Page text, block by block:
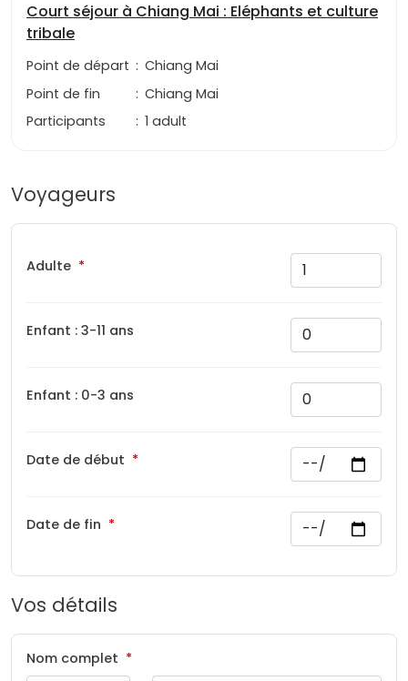
Voyageurs
Adulte
Enfant : 3-11 ans
Enfant : 0-3 ans
Date de début
Date de fin
Vos détails
Nom complet
Court séjour à Chiang Mai : Eléphants et culture
tribale
Point de départ : Chiang Mai
Point de fin
: Chiang Mai
Participants
: 1 adult